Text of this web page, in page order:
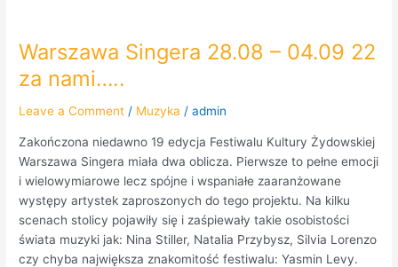
Warszawa Singera 28.08 – 04.09 22
za nami…..
Leave a Comment / Muzyka /admin
Zakończona niedawno 19 edycja Festiwalu Kultury Żydowskiej
Warszawa Singera miała dwa oblicza. Pierwsze to pełne emocji
i wielowymiarowe lecz spójne i wspaniałe zaaranżowane
występy artystek zaproszonych do tego projektu. Na kilku
scenach stolicy pojawiły się i zaśpiewały takie osobistości
świata muzyki jak: Nina Stiller, Natalia Przybysz, Silvia Lorenzo
czy chyba największa znakomitość festiwalu: Yasmin Levy.
Warszawa
28.08
–
22
za
nami…..